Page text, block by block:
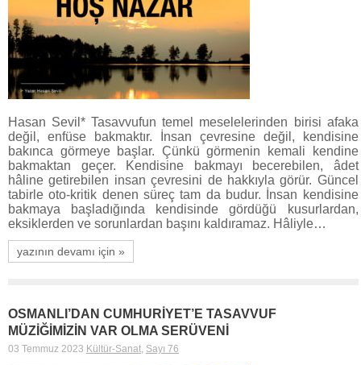
Hasan Sevil* Tasavvufun temel meselelerinden birisi afaka
değil, enfüse bakmaktır. İnsan çevresine değil, kendisine
bakınca görmeye başlar. Çünkü görmenin kemali kendine
bakmaktan geçer. Kendisine bakmayı becerebilen, âdet
hâline getirebilen insan çevresini de hakkıyla görür. Güncel
tabirle oto-kritik denen süreç tam da budur. İnsan kendisine
bakmaya başladığında kendisinde gördüğü kusurlardan,
eksiklerden ve sorunlardan başını kaldıramaz. Hâliyle…
yazının devamı için »
OSMANLI’DAN CUMHURİYET’E TASAVVUF
MÜZİĞİMİZİN VAR OLMA SERÜVENİ
03 Temmuz 2023 Kültür-Sanat, Sayı 76